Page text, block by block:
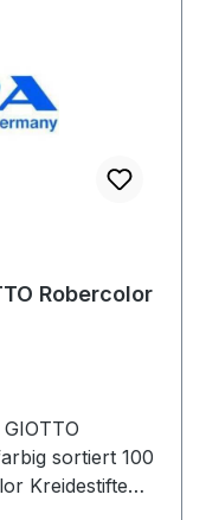
Robercolor
sortiert 100